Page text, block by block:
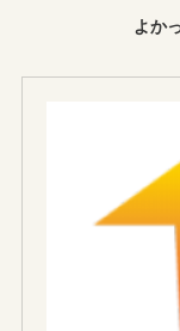
よか